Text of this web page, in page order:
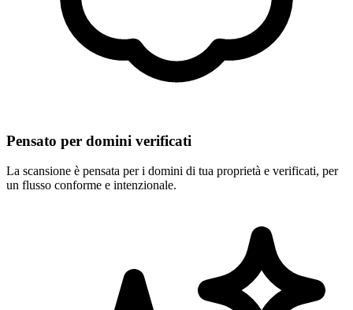
Pensato per domini verificati
La scansione è pensata per i domini di tua proprietà e verificati, per
un flusso conforme e intenzionale.